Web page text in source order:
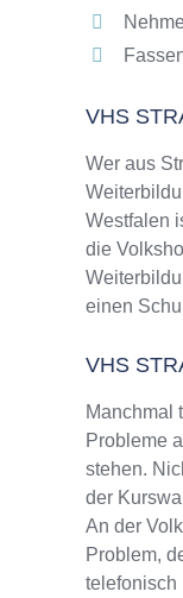
VHS
Wer aus
Westfalen
die
einen
VHS
Manchmal
Probleme
stehen.
der
An der
Problem,
telefonisch